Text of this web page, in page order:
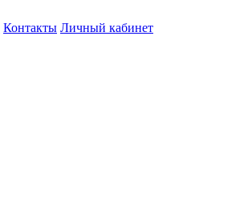
Контакты Личный кабинет